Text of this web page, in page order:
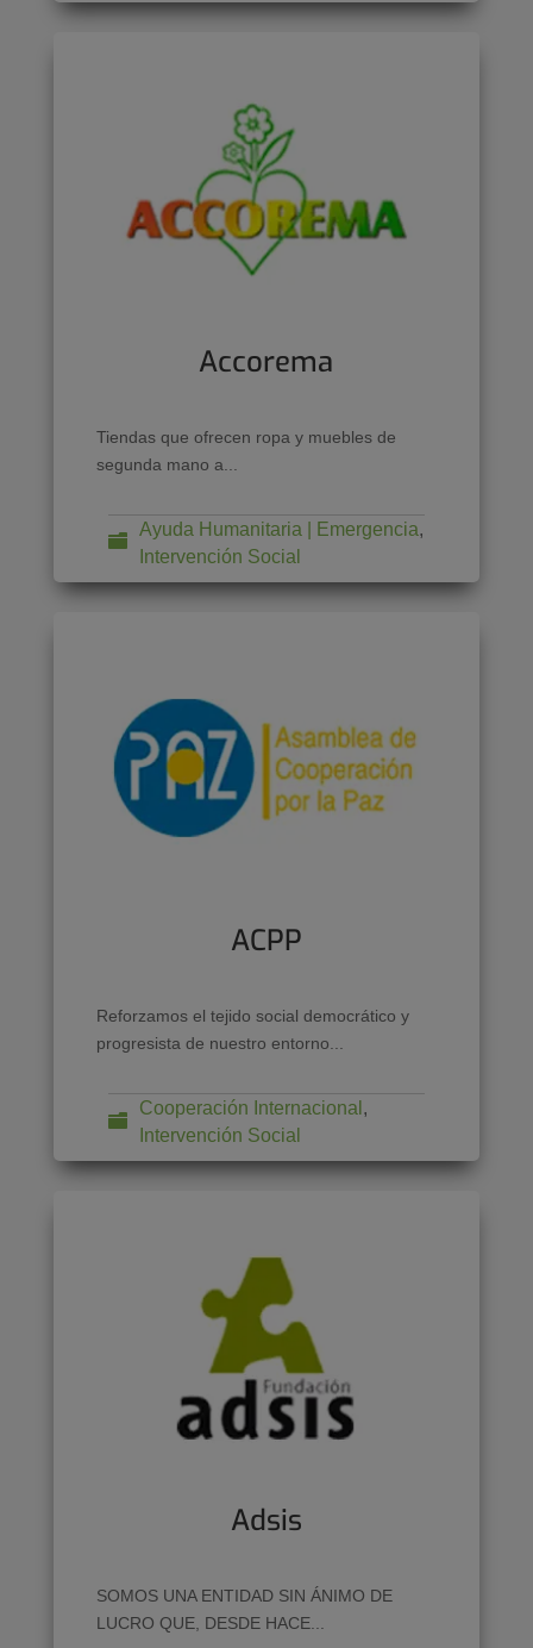
Accorema
Tiendas que ofrecen ropa y muebles de
segunda mano a...
Ayuda Humanitaria | Emergencia,
Intervención Social
ACPP
Reforzamos el tejido social democrático y
progresista de nuestro entorno...
Cooperación Internacional ,
Intervención Social
Adsis
SOMOS UNA ENTIDAD SIN ÁNIMO DE
LUCRO QUE, DESDE HACE...